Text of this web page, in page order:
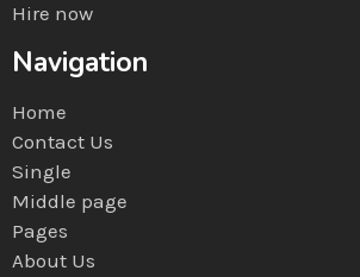
Hire now
Navigation
Home
Contact Us
Single
Middle page
Pages
About Us